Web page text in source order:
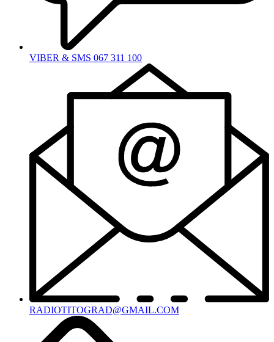
VIBER & SMS 067 311 100
RADIOTITOGRAD@GMAIL.COM